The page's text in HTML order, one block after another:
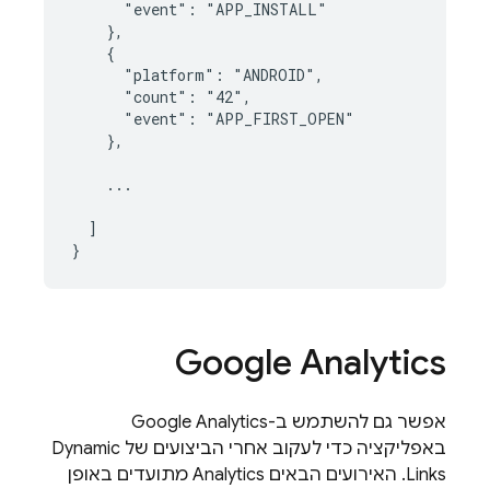
      "event": "APP_INSTALL"
    },
    {
      "platform": "ANDROID",
      "count": "42",
      "event": "APP_FIRST_OPEN"
    },
    ...
  ]
Google Analytics
אפשר גם להשתמש ב-Google Analytics
באפליקציה כדי לעקוב אחרי הביצועים של Dynamic
Links. האירועים הבאים Analytics מתועדים באופן